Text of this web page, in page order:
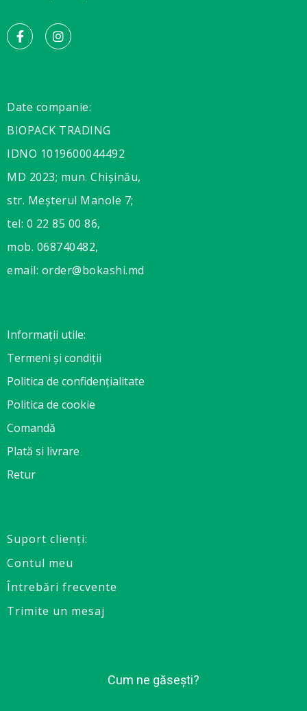
Date companie:
BIOPACK TRADING
IDNO 1019600044492
MD 2023; mun. Chișinău,
str. Meșterul Manole 7;
tel: 0 22 85 00 86,
mob. 068740482,
email: order@bokashi.md
Informații utile:
Termeni și condiții
Politica de confidențialitate
Politica de cookie
Comandă
Plată si livrare
Retur
Suport clienţi:
Contul meu
Întrebări frecvente
Trimite un mesaj
Cum ne găsești?